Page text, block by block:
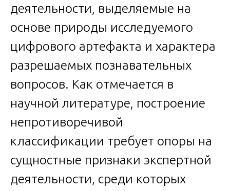
деятельности, выделяемые на
основе природы исследуемого
цифрового артефакта и характера
разрешаемых познавательных
вопросов. Как отмечается в
научной литературе, построение
непротиворечивой
классификации требует опоры на
сущностные признаки экспертной
деятельности, среди которых